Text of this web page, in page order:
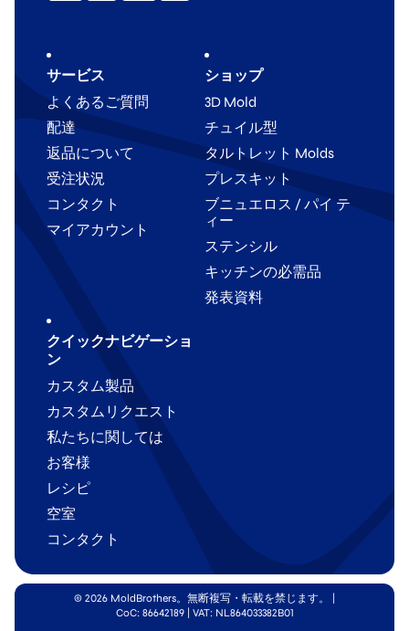
サービス
よくあるご質問
配達
返品について
受注状況
コンタクト
マイアカウント
ショップ
3D Mold
チュイル型
タルトレット Molds
プレスキット
ブニュエロス / パイ テ
ィー
ステンシル
キッチンの必需品
発表資料
クイックナビゲーショ
ン
カスタム製品
カスタムリクエスト
私たちに関しては
お客様
レシピ
空室
コンタクト
© 2026 MoldBrothers。無断複写・転載を禁じます。
CoC: 86642189 | VAT: NL864033382B01